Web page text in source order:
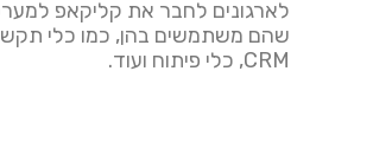
לארגונים לחבר את קליקאפ
שהם משתמשים בהן, כמו כלי
CRM, כלי פיתוח ועוד.